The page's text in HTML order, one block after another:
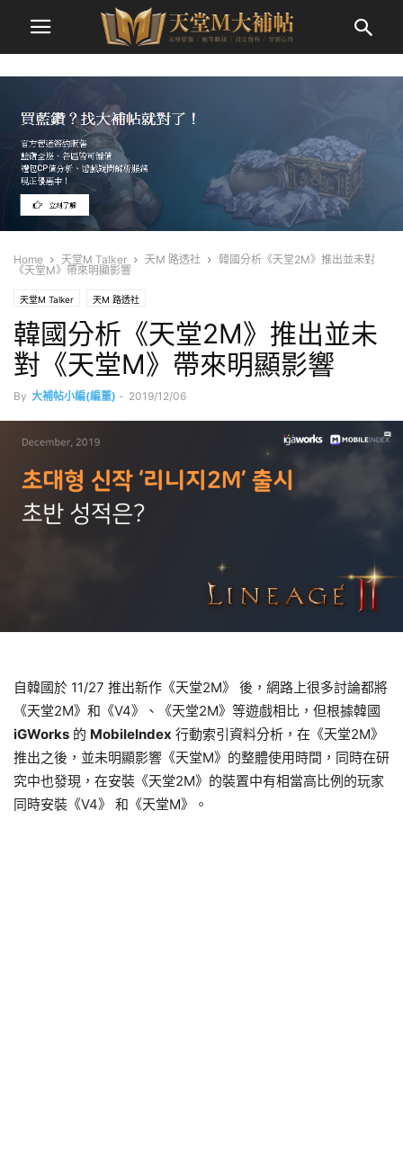
Home 天堂M Talker 天M 路透社
韓國分析《天堂2M》推出並未對
《天堂M》帶來明顯影響
天堂M Talker 天M 路透社
韓國分析《天堂2M》推出並未
對《天堂M》帶來明顯影響
By 大補帖小編(編董) - 2019/12/06
自韓國於 11/27 推出新作《天堂2M》 後，網路上很多討論都將
《天堂2M》和《V4》、《天堂2M》等遊戲相比，但根據韓國
iGWorks 的 MobileIndex 行動索引資料分析，在《天堂2M》
推出之後，並未明顯影響《天堂M》的整體使用時間，同時在研
究中也發現，在安裝《天堂2M》的裝置中有相當高比例的玩家
同時安裝《V4》 和《天堂M》。